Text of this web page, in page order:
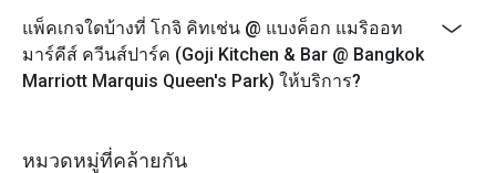
วันอาทิตย์ (17:30 – 22:00 น.) – บุฟเฟ่ต์มื้อค่ำ
2,599++ ต่อท่าน (ราคาสุทธิ 3,060บาท)
เด็กอายุต่ำกว่า 6 ปีไม่เสียค่าใช้จ่าย
เด็กอายุ 12 ปีขึ้นไป ชำระราคาเต็ม
แพ็คเกจใดบ้างที่ โกจิ คิทเช่น @ แบงค็อก แมริออท
มาร์คีส์ ควีนส์ปาร์ค (Goji Kitchen & Bar @ Bangkok
Marriott Marquis Queen's Park) ให้บริการ?
หมวดหมู่ที่คล้ายกัน